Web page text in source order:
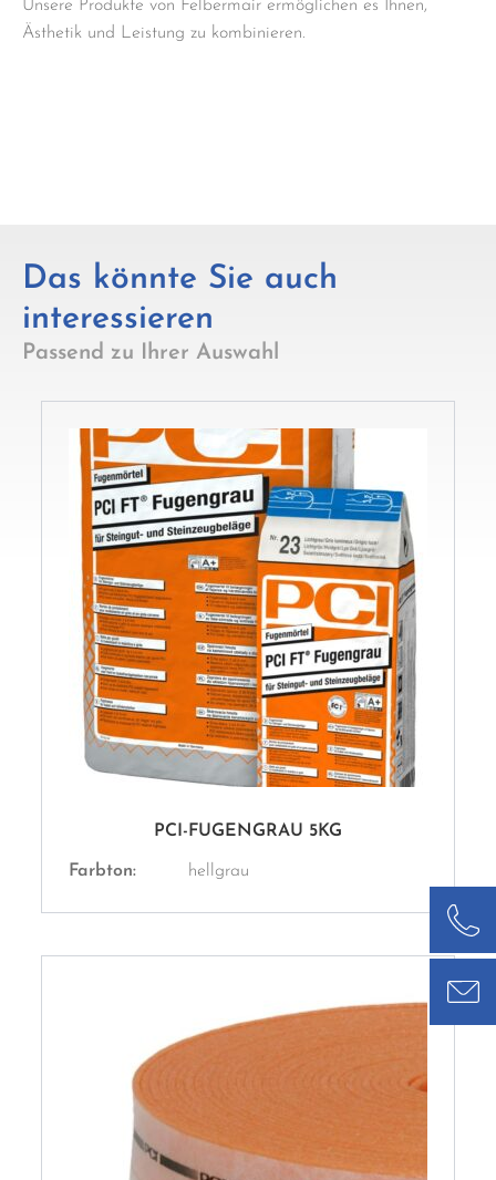
Unsere Produkte von Felbermair ermöglichen es Ihnen,
Ästhetik und Leistung zu kombinieren.
Das könnte Sie auch
interessieren
PCI-FUGENGRAU 5KG
Farbton: hellgrau